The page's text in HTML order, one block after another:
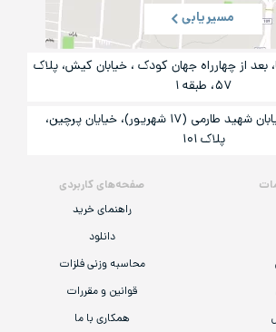
صفحه‌های کاربردی
راهنمای خرید
دانلود
محاسبه وزنی فلزات
قوانین و مقررات
همکاری با ما
مسیریابی
بعد از چهارراه جهان کودک ، خیابان کیش، پلاک
۵۷، طبقه ۱
تهران، شادآباد، خیابان شهید طارمی (۱۷ شهریور)، خیایان پرچین،
پلاک ۱۰۱